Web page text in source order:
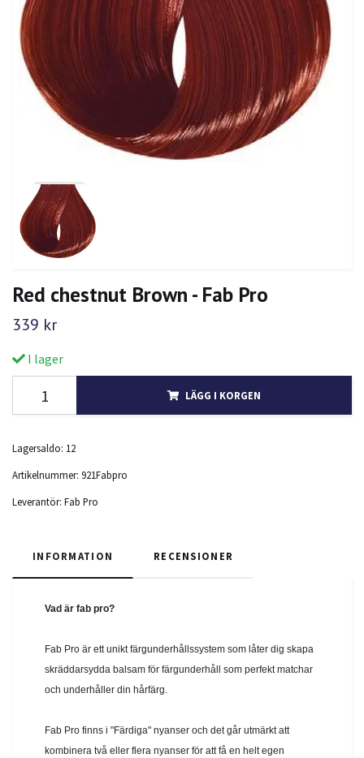
Red chestnut Brown - Fab Pro
339 kr
I lager
LÄGG I KORGEN
Lagersaldo: 12
Artikelnummer: 921Fabpro
Leverantör: Fab Pro
INFORMATION RECENSIONER
Vad är fab pro?
Fab Pro är ett unikt färgunderhållssystem som låter dig skapa
skräddarsydda balsam för färgunderhåll som perfekt matchar
och underhåller din hårfärg.
Fab Pro finns i "Färdiga" nyanser och det går utmärkt att
kombinera två eller flera nyanser för att få en helt egen